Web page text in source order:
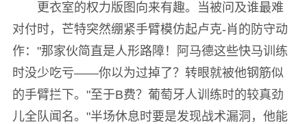
更衣室的权力版图向来有趣。当被问及谁最难
对付时，芒特突然绷紧手臂模仿起卢克-肖的防守动
作："那家伙简直是人形路障！阿马德这些快马训练
时没少吃亏——你以为过掉了？转眼就被他钢筋似
的手臂拦下。"至于B费？葡萄牙人训练时的较真劲
儿全队闻名。"半场休息时要是发现战术漏洞，他能